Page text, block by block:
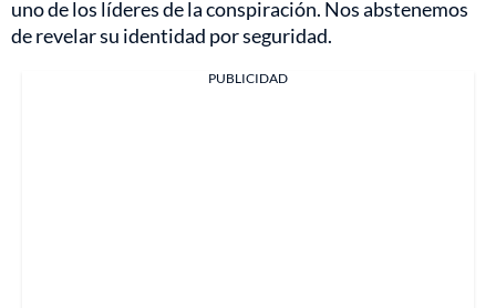
uno de los líderes de la conspiración. Nos abstenemos
de revelar su identidad por seguridad.
PUBLICIDAD